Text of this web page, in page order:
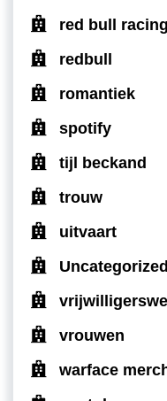
red bull racing
redbull
romantiek
spotify
tijl beckand
trouw
uitvaart
Uncategorized
vrouwen
warface